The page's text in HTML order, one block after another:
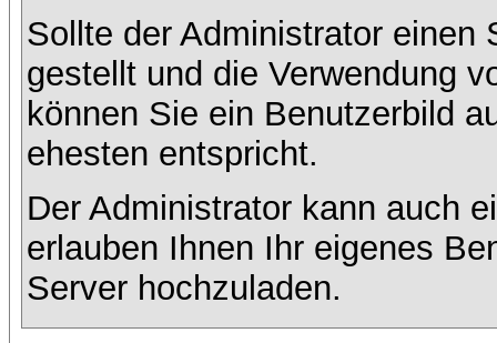
Sollte der Administrator einen
gestellt und die Verwendung
können Sie ein Benutzerbild
ehesten entspricht.
Der Administrator kann auch
erlauben Ihnen Ihr eigenes
Server hochzuladen.